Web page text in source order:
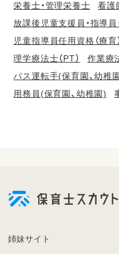
栄養士・管理栄養士
看護
放課後児童支援員・指導員
児童指導員任用資格（療育
理学療法士（PT）
作業療
バス運転手(保育園、幼稚
用務員(保育園、幼稚園)
登
姉妹サイト